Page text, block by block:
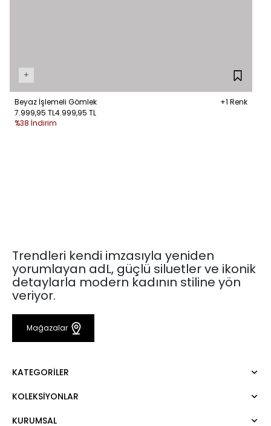
+
Beyaz İşlemeli Gömlek
+1 Renk
7.999,95 TL4.999,95 TL
%38 İndirim
Trendleri kendi imzasıyla yeniden
yorumlayan adL, güçlü siluetler ve ikonik
detaylarla modern kadının stiline yön
veriyor.
Mağazalar
KATEGORILER
Elbise
KOLEKSIYONLAR
Mert Aslan
KURUMSAL